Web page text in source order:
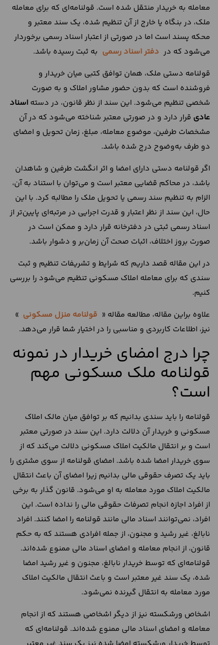
معامله به خریدار منتقل شده است. قولنامه‌ای که برای معامله
ملک، در بنگاه یا خارج از آن تنظیم شده، یک سند معتبر و
محکه پسند است اما در صورتی از اعتبار اسناد رسمی برخوردار
می‌شود که در دفتر اسناد رسمی به ثبت رسیده باشد.
قولنامه دستی ملک، همان توافق کتبی میان خریدار و
فروشنده است که بدون حضور مشاور املاک و به صورت
شخصی تنظیم می‌شود. این سند از نظر قانون، در دسته اسناد
عادی قرار دارد و در صورتی معتبر شناخته می‌شود که در آن
مشخصات طرفین، موضوع معامله، مبلغ، زمان تحویل و امضای
دو طرف به‌وضوح درج شده باشد.
اگر قولنامه دستی دارای امضا و اثر انگشت طرفین و شاهدان
باشد، در محاکم قضایی معتبر است و می‌توان با استناد به آن،
الزام به تنظیم سند رسمی یا تحویل ملک را مطالبه کرد. با این
حال، این سند از نظر اعتبار و قدرت اجرایی در مرتبه‌ای پایین‌تر از
اسناد رسمی ثبتی در دفترخانه قرار دارد و ممکن است در
صورت بروز اختلاف، اثبات صحت آن زمان‌بر و دشوار باشد.
در این مقاله قصد داریم که شرایط و تشریفات تنظیم و ثبت
سندی که برای معامله املاک مسکونی تنظیم می‌شود را بررسی
کنیم.
علاوه براین مقاله، مطالعه مقاله « قولنامه منزل مسکونی »
نیز، اطلاعات کاربردی و مناسبی را در اختیار شما قرار می‌دهد.
چرا درج امضای خریدار در نمونه
قولنامه ملک مسکونی مهم
است؟
قولنامه را باید سندی بدانیم که بر توافق میان مالک املاک
مسکونی و خریدار آن دلالت دارد. این سند در صورتی معتبر
است و بر انتقال مالکیت املاک مسکونی دلالت می‌کند که از
سوی خریدار امضا شده باشد. امضای قولنامه از سوی مشتری را
باید یک تصرف حقوقی مالی بدانیم زیرا امضای آن باعث انتقال
مالکیت املاک مورد معامله به او می‌شود. قانون گذار به برخی
از افراد اجازه انجام تصرفات حقوقی مالی را نداده است. این
افراد، نمی‌توانند اسناد مالی مانند قولنامه را امضا کنند. افراد
نابالغ، غیر رشید و مجنون، از جمله افرادی هستند که به حکم
قانون، از انجام معامله و امضای اسناد مالی ممنوع شده‌اند.
قولنامه‌ای که توسط خریدار نابالغ، مجنون و غیر رشید امضا
شده، یک سند غیر معتبر است و باعث انتقال مالکیت املاک
مورد معامله به انتقال گیرنده نمی‌شود.
اشخاص ورشکسته نیز از دیگر اشخاصی هستند که از انجام
معامله و امضای اسناد مالی ممنوع شده‌اند. قولنامه‌ای که